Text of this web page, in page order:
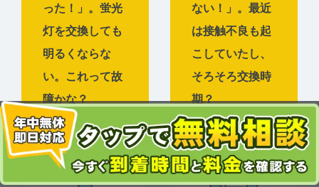
った！」。蛍光
灯を交換しても
明るくならな
い。これって故
障かな？
ない！」。最近
は接触不良も起
こしていたし、
そろそろ交換時
期？